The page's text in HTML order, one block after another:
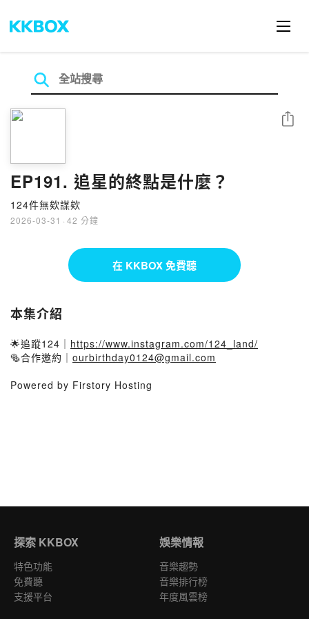
EP191. 追星的終點是什麼？
124件無欸謀欸
2026-03-31 · 42 分鐘
分享
在 KKBOX 免費聽
本集介紹
🌟追蹤124｜ https://www.instagram.com/124_land/
🥯合作邀約｜ ourbirthday0124@gmail.com
Powered by Firstory Hosting
探索 KKBOX
特色功能
免費聽
支援平台
娛樂情報
音樂趨勢
音樂排行榜
年度風雲榜